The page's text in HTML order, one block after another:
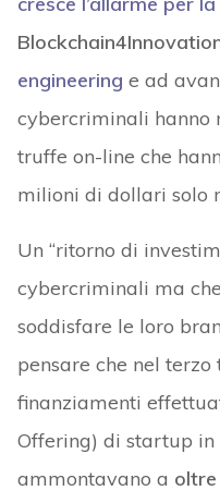
engineering e ad
cybercriminali hanno
truffe on-line che
milioni di dollari solo
Un “ritorno di
cybercriminali ma
soddisfare le loro
pensare che nel
finanziamenti
Offering) di startup
ammontavano a